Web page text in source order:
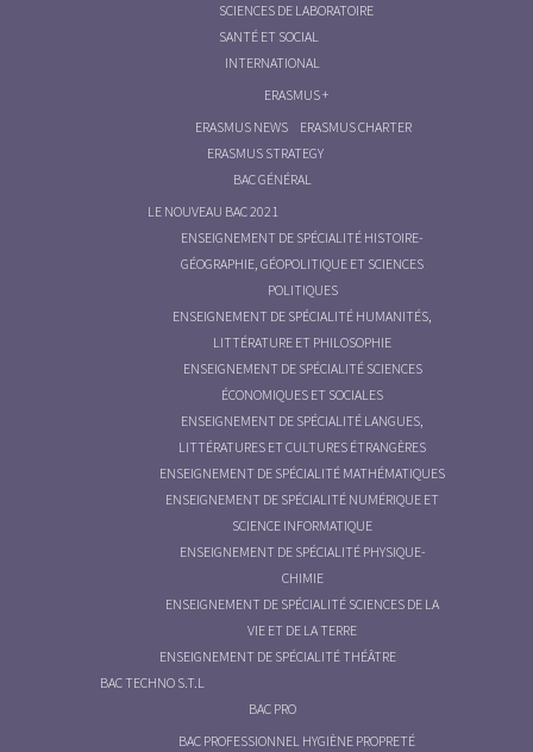
SCIENCES DE LABORATOIRE
SANTÉ ET SOCIAL
INTERNATIONAL
ERASMUS +
ERASMUS NEWS
ERASMUS CHARTER
ERASMUS STRATEGY
BAC GÉNÉRAL
LE NOUVEAU BAC 2021
ENSEIGNEMENT DE SPÉCIALITÉ HISTOIRE-
GÉOGRAPHIE, GÉOPOLITIQUE ET SCIENCES
POLITIQUES
ENSEIGNEMENT DE SPÉCIALITÉ HUMANITÉS,
LITTÉRATURE ET PHILOSOPHIE
ENSEIGNEMENT DE SPÉCIALITÉ SCIENCES
ÉCONOMIQUES ET SOCIALES
ENSEIGNEMENT DE SPÉCIALITÉ LANGUES,
LITTÉRATURES ET CULTURES ÉTRANGÈRES
ENSEIGNEMENT DE SPÉCIALITÉ MATHÉMATIQUES
ENSEIGNEMENT DE SPÉCIALITÉ NUMÉRIQUE ET
SCIENCE INFORMATIQUE
ENSEIGNEMENT DE SPÉCIALITÉ PHYSIQUE-
CHIMIE
ENSEIGNEMENT DE SPÉCIALITÉ SCIENCES DE LA
VIE ET DE LA TERRE
ENSEIGNEMENT DE SPÉCIALITÉ THÉÂTRE
BAC TECHNO S.T.L
BAC PRO
BAC PROFESSIONNEL HYGIÈNE PROPRETÉ